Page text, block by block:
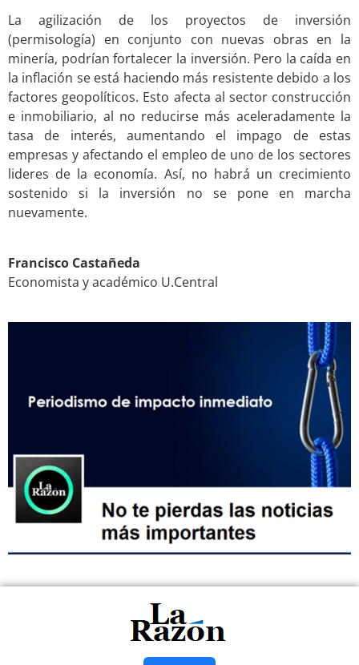
La agilización de los proyectos de inversión
(permisología) en conjunto con nuevas obras en la
minería, podrían fortalecer la inversión. Pero la caída en
la inflación se está haciendo más resistente debido a los
factores geopolíticos. Esto afecta al sector construcción
e inmobiliario, al no reducirse más aceleradamente la
tasa de interés, aumentando el impago de estas
empresas y afectando el empleo de uno de los sectores
lideres de la economía. Así, no habrá un crecimiento
sostenido si la inversión no se pone en marcha
nuevamente.
Francisco Castañeda
Economista y académico U.Central